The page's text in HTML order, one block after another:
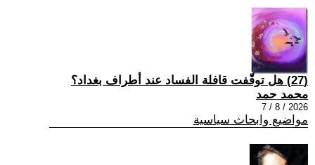
(27) هل توقّفت قافلة الفساد عند أطراف بغداد؟
محمد حمد
2026 / 8 / 7
مواضيع وابحاث سياسية